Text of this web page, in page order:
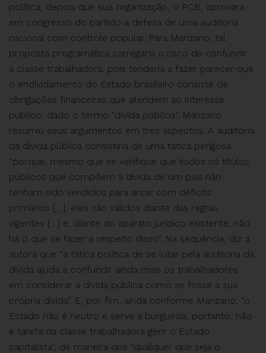
política, depois que sua organização, o PCB, aprovara
em congresso do partido a defesa de uma auditoria
nacional com controle popular. Para Manzano, tal
proposta programática carregaria o risco de confundir
a classe trabalhadora, pois tenderia a fazer parecer que
o endividamento do Estado brasileiro consiste de
obrigações financeiras que atendem ao interesse
público, dado o termo “dívida pública“. Manzano
resumiu seus argumentos em três aspectos. A auditoria
da dívida pública consistiria de uma tática perigosa,
“porque, mesmo que se verifique que todos os títulos
públicos que compõem a dívida de um país não
tenham sido vendidos para arcar com déficits
primários […], eles são válidos diante das regras
vigentes […] e, diante do aparato jurídico existente, não
há o que se fazer a respeito disso”. Na sequência, diz a
autora que “a tática política de se lutar pela auditoria da
dívida ajuda a confundir ainda mais os trabalhadores
em considerar a dívida pública como se fosse a sua
própria dívida”. E, por fim, ainda conforme Manzano, “o
Estado não é neutro e serve à burguesia, portanto, não
é tarefa da classe trabalhadora gerir o Estado
capitalista”, de maneira que “qualquer que seja o